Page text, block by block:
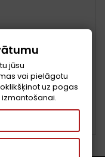
jūsu
vai pielāgotu
uz pogas
izmantošanai.